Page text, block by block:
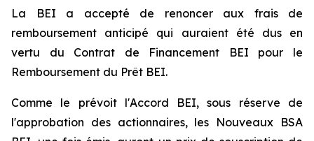
La BEI a accepté de renoncer aux frais de
remboursement anticipé qui auraient été dus en
vertu du Contrat de Financement BEI pour le
Remboursement du Prêt BEI.
Comme le prévoit l'Accord BEI, sous réserve de
l'approbation des actionnaires, les Nouveaux BSA